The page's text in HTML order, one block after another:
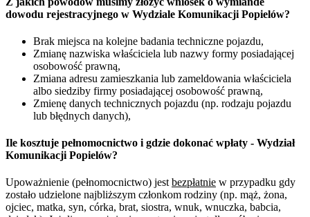
dowodu rejestracyjnego w Wydziale Komunikacji Popielów?
Brak miejsca na kolejne badania techniczne pojazdu,
Zmianę nazwiska właściciela lub nazwy formy posiadającej
osobowość prawną,
Zmiana adresu zamieszkania lub zameldowania właściciela
albo siedziby firmy posiadającej osobowość prawną,
Zmienę danych technicznych pojazdu (np. rodzaju pojazdu
lub błędnych danych),
Ile kosztuje pełnomocnictwo i gdzie dokonać wpłaty - Wydział
Komunikacji Popielów?
Upoważnienie (pełnomocnictwo) jestbezpłatnie w przypadku gdy
zostało udzielone najbliższym członkom rodziny (np. mąż, żona,
ojciec, matka, syn, córka, brat, siostra, wnuk, wnuczka, babcia,